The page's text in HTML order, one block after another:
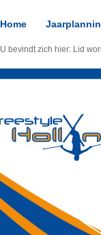
Home
U bevindt zich hier: Lid